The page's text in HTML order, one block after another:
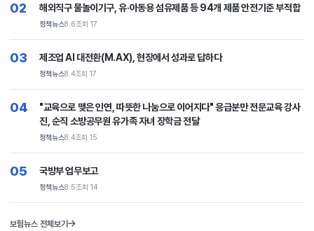
02 해외직구 물놀이기구, 유·아동용 섬유제품 등 94개 제품 안전기준 부적합
정책뉴스8.6조회 17
03 제조업 AI 대전환(M.AX), 현장에서 성과로 답하다
정책뉴스8.4조회 17
04
"교육으로 맺은 인연, 따뜻한 나눔으로 이어지다" 응급분만 전문교육 강사
진, 순직 소방공무원 유가족 자녀 장학금 전달
정책뉴스8.4조회 15
05 국방부 업무보고
정책뉴스8.5조회 14
보험뉴스 전체보기